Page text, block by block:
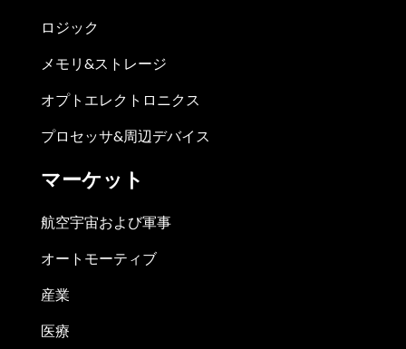
ロジック
メモリ&ストレージ
オプトエレクトロニクス
プロセッサ&周辺デバイス
マーケット
航空宇宙および軍事
オートモーティブ
産業
医療